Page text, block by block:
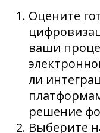
Оцените
ваши
ли
решение
Выберите